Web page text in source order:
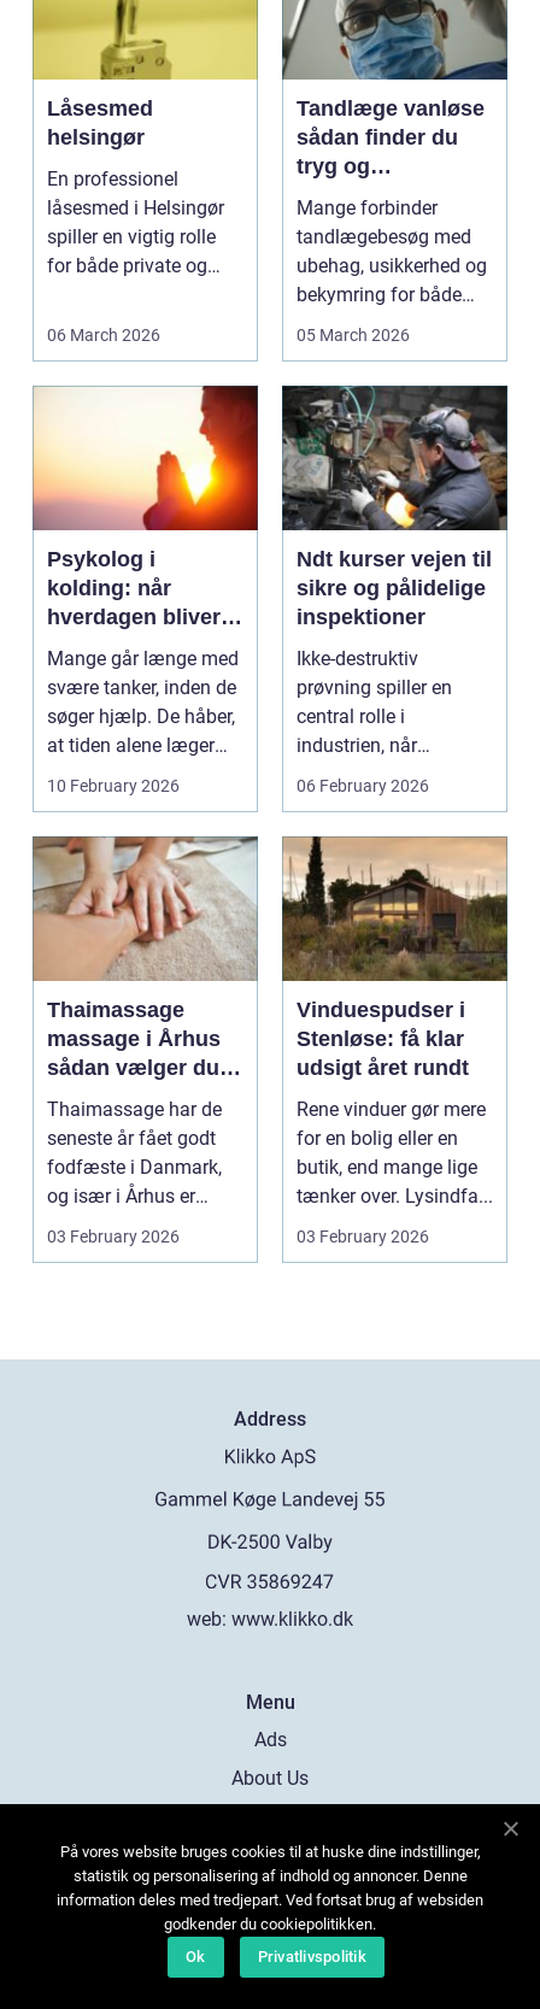
Låsesmed
helsingør
En professionel
låsesmed i Helsingør
spiller en vigtig rolle
for både private og
06 March 2026
Tandlæge vanløse
sådan finder du
tryg og
professionel
tandpleje
Mange forbinder
tandlægebesøg med
ubehag, usikkerhed og
bekymring for både
smerter og pris.
05 March 2026
Psykolog i
kolding: når
hverdagen bliver
for tung at bære
alene
Mange går længe med
svære tanker, inden de
søger hjælp. De håber,
at tiden alene læger
sårene, at tr...
10 February 2026
Ndt kurser vejen til
sikre og pålidelige
inspektioner
Ikke-destruktiv
prøvning spiller en
central rolle i
industrien, når
konstruktioner,
svejsninger og k...
06 February 2026
Thaimassage
massage i Århus
sådan vælger du
den rette
behandling
Thaimassage har de
seneste år fået godt
fodfæste i Danmark,
og især i Århus er
udbuddet vokset
03 February 2026
Vinduespudser i
Stenløse: få klar
udsigt året rundt
Rene vinduer gør mere
for en bolig eller en
butik, end mange lige
tænker over. Lysindfa...
03 February 2026
Address
web: www.klikko.dk
Menu
Ads
About Us
Contact
Sitemap
På vores website bruges cookies til at huske dine indstillinger,
statistik og personalisering af indhold og annoncer. Denne
information deles med tredjepart. Ved fortsat brug af websiden
godkender du cookiepolitikken.
Ok
Privatlivspolitik